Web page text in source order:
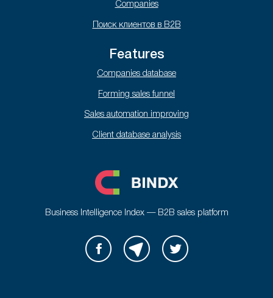
Companies
Поиск клиентов в B2B
Features
Companies database
Forming sales funnel
Sales automation improving
Client database analysis
Business Intelligence Index — B2B sales platform